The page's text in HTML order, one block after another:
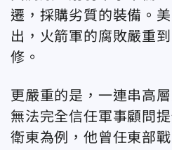
遷，採購劣質的裝備。
出，火箭軍的腐敗嚴重
修。
更嚴重的是，一連串高
無法完全信任軍事顧問
衛東為例，他曾任東部